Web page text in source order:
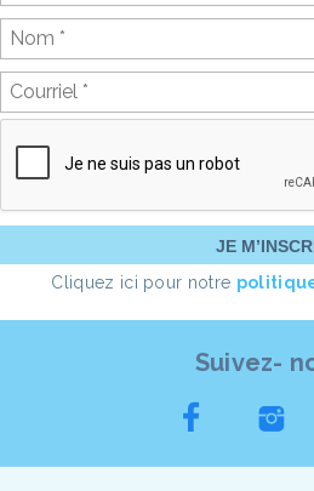
Cliquez ici pour notre
Suivez-